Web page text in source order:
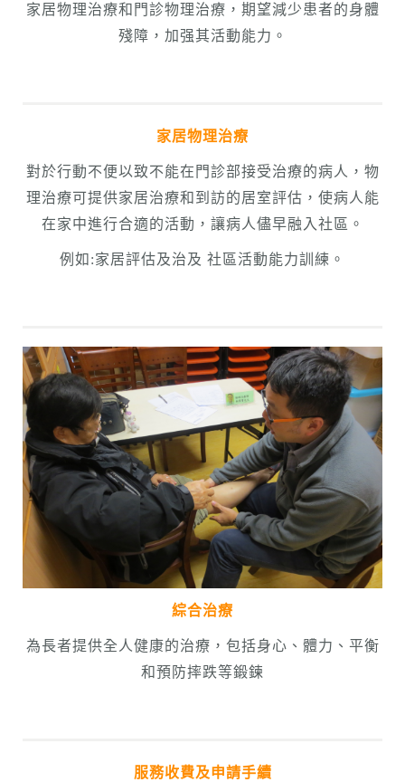
家居物理治療和門診物理治療，期望減少患者的身體
殘障，加强其活動能力。
家居物理治療
對於行動不便以致不能在門診部接受治療的病人，物
理治療可提供家居治療和到訪的居室評估，使病人能
在家中進行合適的活動，讓病人儘早融入社區。
例如:家居評估及治及 社區活動能力訓練。
綜合治療
為長者提供全人健康的治療，包括身心、體力、平衡
和預防摔跌等鍛鍊
服務收費及申請手續